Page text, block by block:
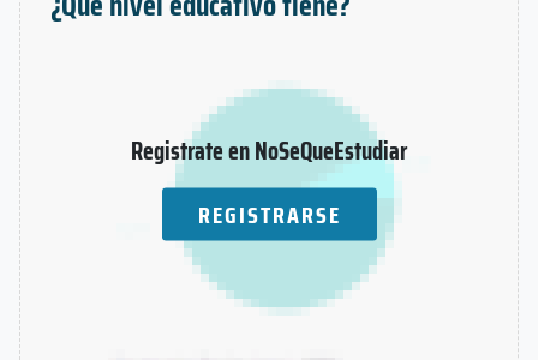
Registrate en NoSeQueEstudiar
REGISTRARSE